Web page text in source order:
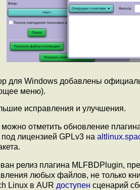
для Windows добавлены
меню).
исправления и улучшения.
отметить обновление
лицензией GPLv3 на
релиз плагина MLFBDPlugin,
любых файлов, не только
Linux в AUR доступен сценарий